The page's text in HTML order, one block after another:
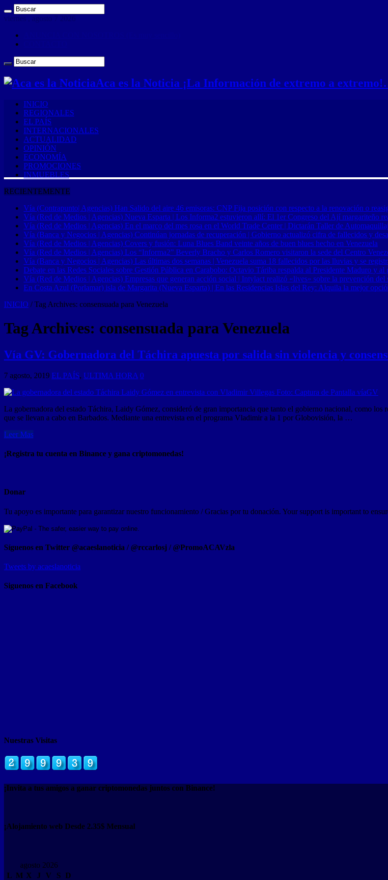
viernes , agosto 7 2026
Aca es la Noticia ¡La Información de extremo a
INICIO
REGIONALES
EL PAÍS
INTERNACIONALES
ACTUALIDAD
OPINIÓN
ECONOMÍA
PROMOCIONES
INMUEBLES
RECIENTEMENTE
Vía (Contrapunto| Agencias) Han Salido del aire 46 emisoras: CNP Fija posición con respecto a la renovación o
Vía (Red de Medios | Agencias) Nueva Esparta | Los Informa2 estuvieron allí: El 1er Congreso del Ají margariteño
Vía (Red de Medios | Agencias) En el marco del mes rosa en el World Trade Center | Dictarán Taller de
Vía (Banca y Negocios | Agencias) Continúan jornadas de recuperación | Gobierno actualizó cifra de fallecidos y
Vía (Red de Medios | Agencias) Covers y fusión: Luna Blues Band veinte años de buen blues hecho en Venezuela
Vía (Red de Medios | Agencias) Los “Informa2” Beverly Bracho y Carlos Romero visitaron la sede del Centro
Vía (Banca y Negocios | Agencias) Las últimas dos semanas | Venezuela suma 18 fallecidos por las lluvias y se
Debate en las Redes Sociales sobre Gestión Pública en Carabobo: Octavio Táriba respalda al Presidente Maduro y
Vía (Red de Medios | Agencias) Empresas que generan acción social | Intylact realizó «lives» sobre la prevención del
En Costa Azul (Porlamar) isla de Margarita (Nueva Esparta) | En las Residencias Islas del Rey: Alquila la mejor
INICIO / Tag Archives: consensuada para Venezuela
Tag Archives: consensuada para Venezuela
Vía GV: Gobernadora del Táchira apuesta por salida sin violencia y
7 agosto, 2019 EL PAÍS, ULTIMA HORA 0
La gobernadora del estado Táchira, Laidy Gómez, consideró de gran importancia que tanto el gobierno nacional, como los
que se llevan a cabo en Barbados. Mediante una entrevista en el programa Vladimir a la 1 por Globovisión, la …
Leer Mas
¡Registra tu cuenta en Binance y gana criptomonedas!
Donar
Tu apoyo es importante para garantizar nuestro funcionamiento / Gracias por tu donación. Your support is important to
Síguenos en Twitter @acaeslanoticia / @rccarlosj / @PromoACAVzla
Tweets by acaeslanoticia
Siguenos en Facebook
Nuestras Visitas
¡Invita a tus amigos a ganar criptomonedas juntos con Binance!
¡Alojamiento web Desde 2.35$ Mensual
agosto 2026
L M X J V S D